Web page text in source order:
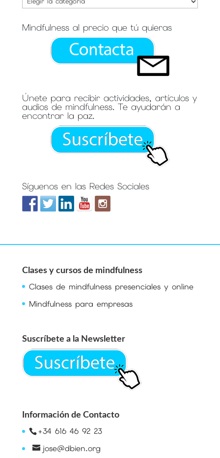
Mindfulness al precio que tú quieras
Únete para recibir actividades, artículos y
audios de mindfulness. Te ayudarán a
encontrar la paz.
Síguenos en las Redes Sociales
Clases y cursos de mindfulness
Clases de mindfulness presenciales y online
Mindfulness para empresas
Suscríbete a la Newsletter
Información de Contacto
+34 616 46 92 23
jose@dbien.org